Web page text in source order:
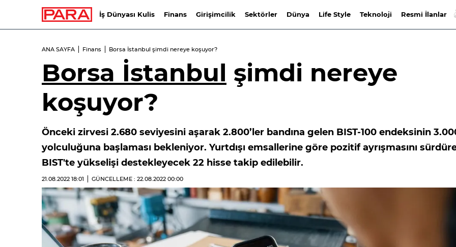
İş Dünyası Kulis Finans Girişimcilik Sektörler Dünya Life Style Teknoloji Resmi İlanlar
ANA SAYFA Finans Borsa İstanbul şimdi nereye koşuyor?
Borsa İstanbul şimdi nereye
koşuyor?
Önceki zirvesi 2.680 seviyesini aşarak 2.800’ler bandına gelen BIST-100 endeksinin
yolculuğuna başlaması bekleniyor. Yurtdışı emsallerine göre pozitif ayrışmasını
BIST'te yükselişi destekleyecek 22 hisse takip edilebilir.
21.08.2022 18:01 GÜNCELLEME : 22.08.2022 00:00